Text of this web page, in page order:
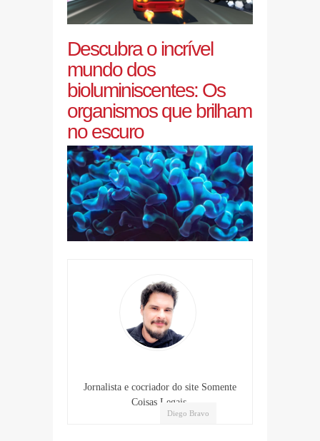
Descubra o incrível
mundo dos
bioluminiscentes: Os
organismos que brilham
no escuro
Diego Bravo
Jornalista e cocriador do site Somente
Coisas Legais.